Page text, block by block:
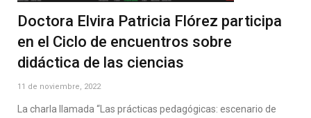
Doctora Elvira Patricia Flórez participa
en el Ciclo de encuentros sobre
didáctica de las ciencias
11 de noviembre, 2022
La charla llamada “Las prácticas pedagógicas: escenario de